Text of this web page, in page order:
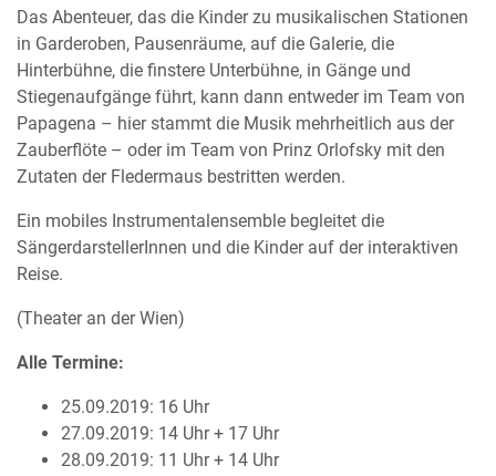
Das Abenteuer, das die Kinder zu musikalischen Stationen
in Garderoben, Pausenräume, auf die Galerie, die
Hinterbühne, die finstere Unterbühne, in Gänge und
Stiegenaufgänge führt, kann dann entweder im Team von
Papagena – hier stammt die Musik mehrheitlich aus der
Zauberflöte – oder im Team von Prinz Orlofsky mit den
Zutaten der Fledermaus bestritten werden.
Ein mobiles Instrumentalensemble begleitet die
SängerdarstellerInnen und die Kinder auf der interaktiven
Reise.
(Theater an der Wien)
Alle Termine:
25.09.2019: 16 Uhr
27.09.2019: 14 Uhr + 17 Uhr
28.09.2019: 11 Uhr + 14 Uhr